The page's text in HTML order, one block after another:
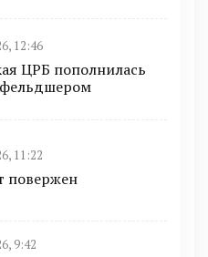
12:46
ЦРБ пополнилась
11:22
повержен
9:42